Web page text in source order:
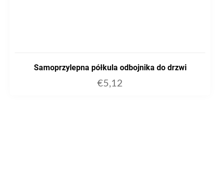
Samoprzylepna półkula odbojnika do drzwi
€5,12